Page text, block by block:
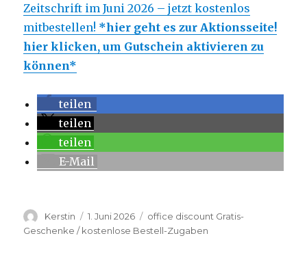
Zeitschrift im Juni 2026 – jetzt kostenlos
mitbestellen! *hier geht es zur Aktionsseite!
hier klicken, um Gutschein aktivieren zu
können*
teilen
teilen
teilen
E-Mail
Autor
Kerstin
Veröffentlicht
am
1. Juni 2026 Kategorien
office discount Gratis-
Geschenke / kostenlose Bestell-Zugaben